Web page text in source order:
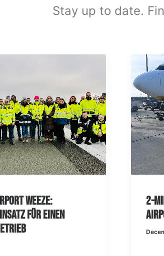
Stay up to date.
2-millionster Fluggast 2025 am
Airport Weeze
December 5, 2025